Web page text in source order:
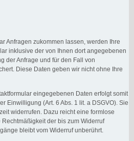
Anfragen zukommen lassen, werden Ihre
inklusive der von Ihnen dort angegebenen
der Anfrage und für den Fall von
Diese Daten geben wir nicht ohne Ihre
eingegebenen Daten erfolgt somit
Einwilligung (Art. 6 Abs. 1 lit. a DSGVO). Sie
widerrufen. Dazu reicht eine formlose
der bis zum Widerruf
bleibt vom Widerruf unberührt.